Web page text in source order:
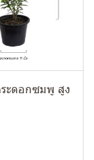
ะดอกซมพู สูง